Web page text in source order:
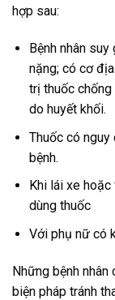
hợp sau:
Bệnh nhân
nặng; có cơ
trị thuốc chống
do huyết khối.
Thuốc có
bệnh.
Khi lái xe
dùng thuốc
Với phụ nữ có
Những bệnh
biện pháp tránh